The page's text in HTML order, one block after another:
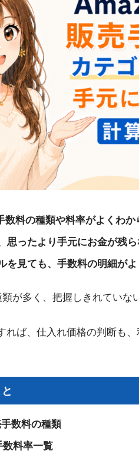
数料の種類や料率がよくわか
思ったより手元にお金が残ら
を見ても、手数料の明細がよ
が多く、把握しきれていな
れば、仕入れ価格の判断も
数料の種類
数料率一覧